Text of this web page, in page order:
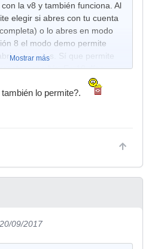
la v8 y también funciona. Al
elegir si abres con tu cuenta
o lo abres en modo
8 el modo demo permite
proyectos. Sí que permite
y combis. En 10 días
qué pasa entonces...
Mostrar más
lo permite?.
09/2017